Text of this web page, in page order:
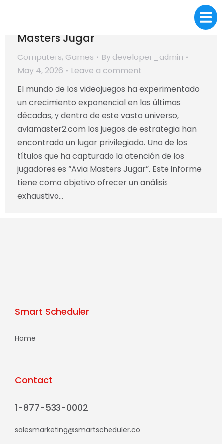
Masters Jugar
Computers, Games By developer_admin
May 4, 2026
Leave a comment
El mundo de los videojuegos ha experimentado
un crecimiento exponencial en las últimas
décadas, y dentro de este vasto universo,
aviamaster2.com los juegos de estrategia han
encontrado un lugar privilegiado. Uno de los
títulos que ha capturado la atención de los
jugadores es “Avia Masters Jugar”. Este informe
tiene como objetivo ofrecer un análisis
exhaustivo…
Smart Scheduler
Home
Contact
1-877-533-0002
salesmarketing@smartscheduler.co